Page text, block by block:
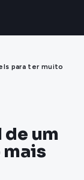
para ter muito
de um
mais